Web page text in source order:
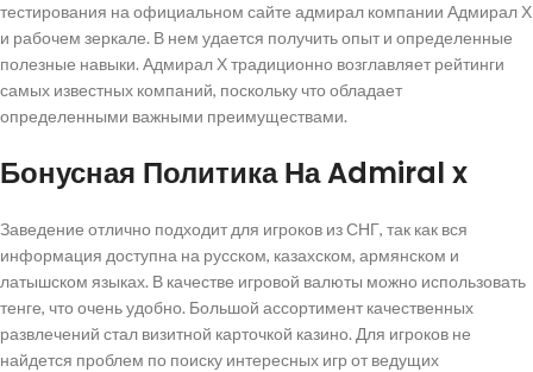
тестирования на официальном сайте адмирал компании Адмирал Х
и рабочем зеркале. В нем удается получить опыт и определенные
полезные навыки. Адмирал Х традиционно возглавляет рейтинги
самых известных компаний, поскольку что обладает
определенными важными преимуществами.
Бонусная Политика На Admiral x
Заведение отлично подходит для игроков из СНГ, так как вся
информация доступна на русском, казахском, армянском и
латышском языках. В качестве игровой валюты можно использовать
тенге, что очень удобно. Большой ассортимент качественных
развлечений стал визитной карточкой казино. Для игроков не
найдется проблем по поиску интересных игр от ведущих